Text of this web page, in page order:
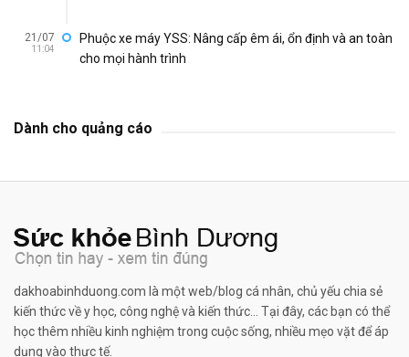
21/07
11:04
Phuộc xe máy YSS: Nâng cấp êm ái, ổn định và an toàn
cho mọi hành trình
Dành cho quảng cáo
dakhoabinhduong.com là một web/blog cá nhân, chủ yếu chia sẻ
kiến thức về y học, công nghệ và kiến thức... Tại đây, các bạn có thể
học thêm nhiều kinh nghiệm trong cuộc sống, nhiều mẹo vặt để áp
dụng vào thực tế.